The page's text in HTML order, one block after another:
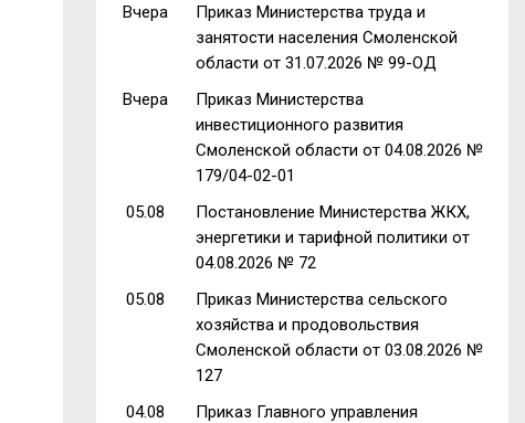
Вчера
Приказ Министерства труда и
занятости населения Смоленской
области от 31.07.2026 № 99-ОД
Вчера
Приказ Министерства
инвестиционного развития
Смоленской области от 04.08.2026 №
179/04-02-01
05.08
Постановление Министерства ЖКХ,
энергетики и тарифной политики от
04.08.2026 № 72
05.08
Приказ Министерства сельского
хозяйства и продовольствия
Смоленской области от 03.08.2026 №
127
04.08
Приказ Главного управления